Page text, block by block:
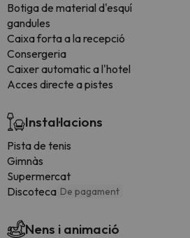
Botiga de material d'esquí
gandules
Caixa forta a la recepció
Consergeria
Caixer automatic a l'hotel
Acces directe a pistes
Instal·lacions
Pista de tenis
Gimnàs
Supermercat
Discoteca De pagament
Nens i animació